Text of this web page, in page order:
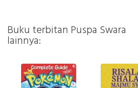
Buku terbitan Puspa Swara
lainnya: